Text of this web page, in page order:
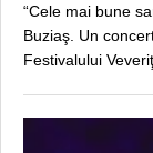
“Cele mai bune
Buziaş. Un
Festivalului